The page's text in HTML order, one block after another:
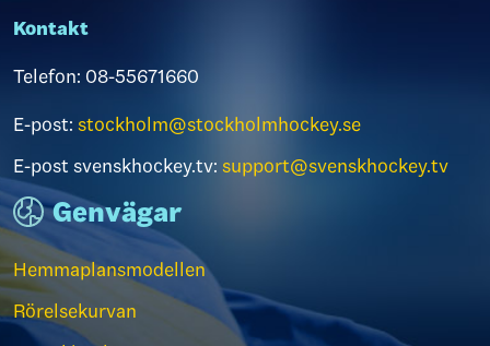
Kontakt
Telefon: 08-55671660
E-post: stockholm@stockholmhockey.se
E-post svenskhockey.tv: support@svenskhockey.tv
Genvägar
Hemmaplansmodellen
Rörelsekurvan